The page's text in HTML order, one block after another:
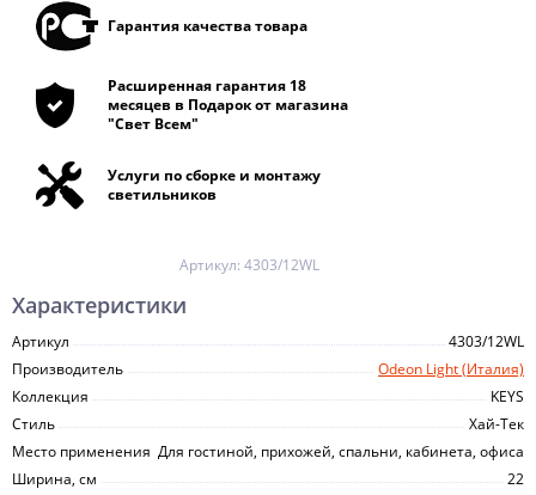
Гарантия качества товара
Расширенная гарантия 18
месяцев в Подарок от магазина
"Свет Всем"
Услуги по сборке и монтажу
светильников
Артикул: 4303/12WL
Характеристики
Артикул
4303/12WL
Производитель
Odeon Light (Италия)
Коллекция
KEYS
Стиль
Хай-Тек
Место применения Для гостиной, прихожей, спальни, кабинета, офиса
Ширина, см
22